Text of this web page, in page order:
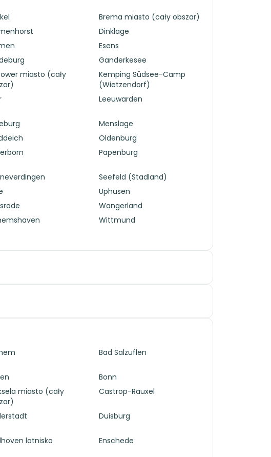
Brema miasto (cały obszar)
Dinklage
Esens
Ganderkesee
miasto (cały
Kemping Südsee-Camp
(Wietzendorf)
Leeuwarden
Menslage
Oldenburg
Papenburg
Seefeld (Stadland)
Uphusen
Wangerland
Wittmund
Bad Salzuflen
Bonn
miasto (cały
Castrop-Rauxel
Duisburg
lotnisko Enschede